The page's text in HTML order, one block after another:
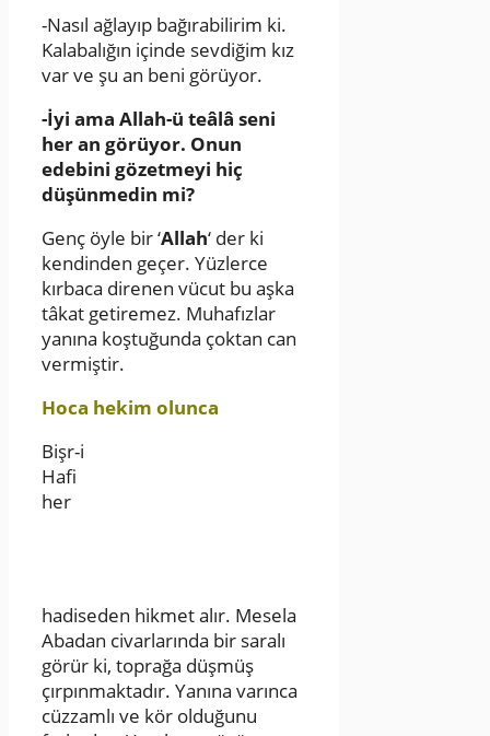
-Nasıl ağlayıp bağırabilirim ki.
Kalabalığın içinde sevdiğim kız
var ve şu an beni görüyor.
-İyi ama Allah-ü teâlâ seni
her an görüyor. Onun
edebini gözetmeyi hiç
düşünmedin mi?
Genç öyle bir ‘Allah‘ der ki
kendinden geçer. Yüzlerce
kırbaca direnen vücut bu aşka
tâkat getiremez. Muhafızlar
yanına koştuğunda çoktan can
vermiştir.
Hoca hekim olunca
Bişr-i
Hafi
her
hadiseden hikmet alır. Mesela
Abadan civarlarında bir saralı
görür ki, toprağa düşmüş
çırpınmaktadır. Yanına varınca
cüzzamlı ve kör olduğunu